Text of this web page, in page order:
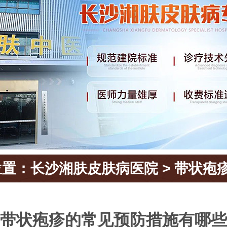
： 长沙湘肤皮肤病医院> 带状疱
带状疱疹的常见预防措施有哪些